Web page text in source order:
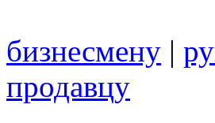
бизнесмену |
продавцу